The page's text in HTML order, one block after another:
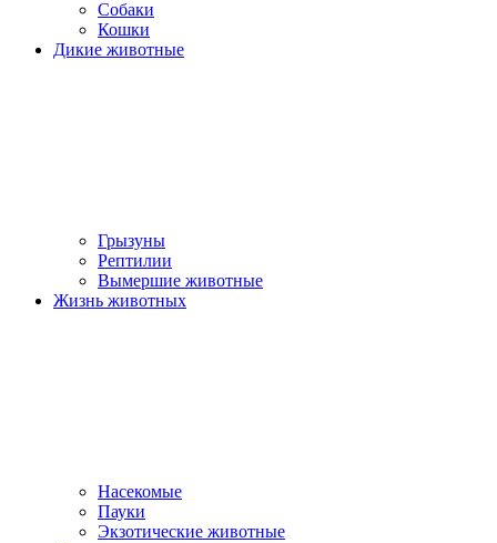
Собаки
Кошки
Дикие животные
Грызуны
Рептилии
Вымершие животные
Жизнь животных
Насекомые
Пауки
Экзотические животные